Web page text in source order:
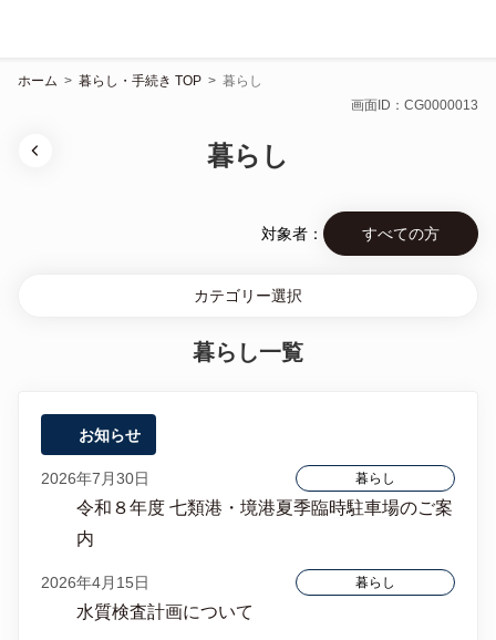
ホーム > 暮らし・手続き TOP > 暮らし
画面ID：CG0000013
暮らし
対象者： すべての方
カテゴリー選択
暮らし一覧
お知らせ
2026年7月30日 暮らし
令和８年度 七類港・境港夏季臨時駐車場のご案
内
2026年4月15日 暮らし
水質検査計画について